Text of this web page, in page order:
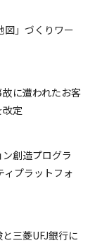
図」づくりワー
故に遭われたお客
定
創造プログラ
ィプラットフォ
三菱UFJ銀行に